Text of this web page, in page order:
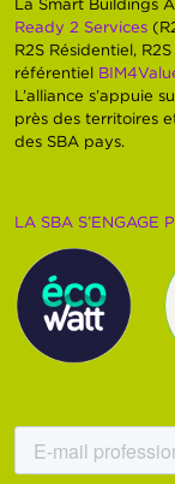
La Smart Buildings
Ready 2 Services
R2S Résidentiel,
référentiel
L’alliance s’appuie
près des territoires
des SBA pays.
LA SBA S’ENGAGE